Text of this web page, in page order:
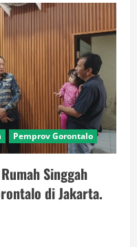
Pemprov Gorontalo
Singgah
di Jakarta.